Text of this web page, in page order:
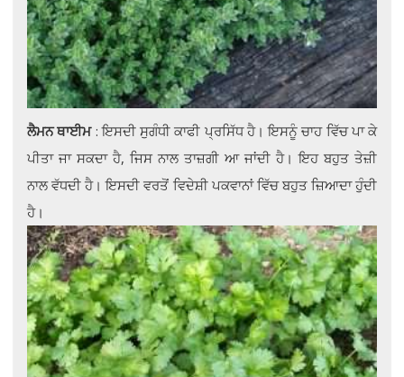
ਲੈਮਨ ਥਾਈਮ: ਇਸਦੀ ਸੁਗੰਧੀ ਕਾਫੀ ਪ੍ਰਸਿੱਧ ਹੈ। ਇਸਨੂੰ ਚਾਹ ਵਿੱਚ ਪਾ ਕੇ
ਪੀਤਾ ਜਾ ਸਕਦਾ ਹੈ, ਜਿਸ ਨਾਲ ਤਾਜ਼ਗੀ ਆ ਜਾਂਦੀ ਹੈ। ਇਹ ਬਹੁਤ ਤੇਜ਼ੀ
ਨਾਲ ਵੱਧਦੀ ਹੈ। ਇਸਦੀ ਵਰਤੋਂ ਵਿਦੇਸ਼ੀ ਪਕਵਾਨਾਂ ਵਿੱਚ ਬਹੁਤ ਜ਼ਿਆਦਾ ਹੁੰਦੀ
ਹੈ।